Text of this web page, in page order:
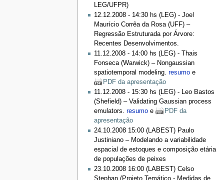
LEG/UFPR)
12.12.2008 - 14:30 hs (LEG) - Joel
Maurício Corrêa da Rosa (UFF) –
Regressão Estruturada por Árvore:
Recentes Desenvolvimentos.
11.12.2008 - 14:00 hs (LEG) - Thais
Fonseca (Warwick) – Nongaussian
spatiotemporal modeling. resumoe
PDF da apresentação
11.12.2008 - 15:30 hs (LEG) - Leo Bastos
(Shefield) – Validating Gaussian process
emulators. resumoe
PDF da
apresentação
24.10.2008 15:00 (LABEST) Paulo
Justiniano – Modelando a variabilidade
espacial de estoques e composição etária
de populações de peixes
23.10.2008 16:00 (LABEST) Celso